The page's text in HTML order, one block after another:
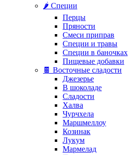
🌶️ Специи
Перцы
Пряности
Смеси приправ
Специи и травы
Специи в баночках
Пищевые добавки
🍫 Восточные сладости
Джезерье
В шоколаде
Сладости
Халва
Чурчхела
Маршмеллоу
Козинак
Лукум
Мармелад